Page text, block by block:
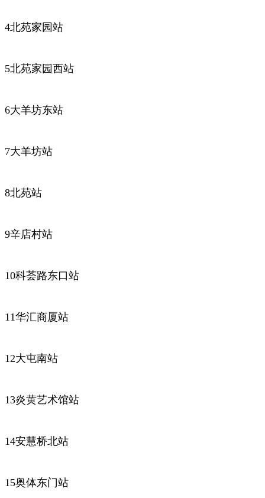
4北苑家园站
5北苑家园西站
6大羊坊东站
7大羊坊站
8北苑站
9辛店村站
10科荟路东口站
11华汇商厦站
12大屯南站
13炎黄艺术馆站
14安慧桥北站
15奥体东门站